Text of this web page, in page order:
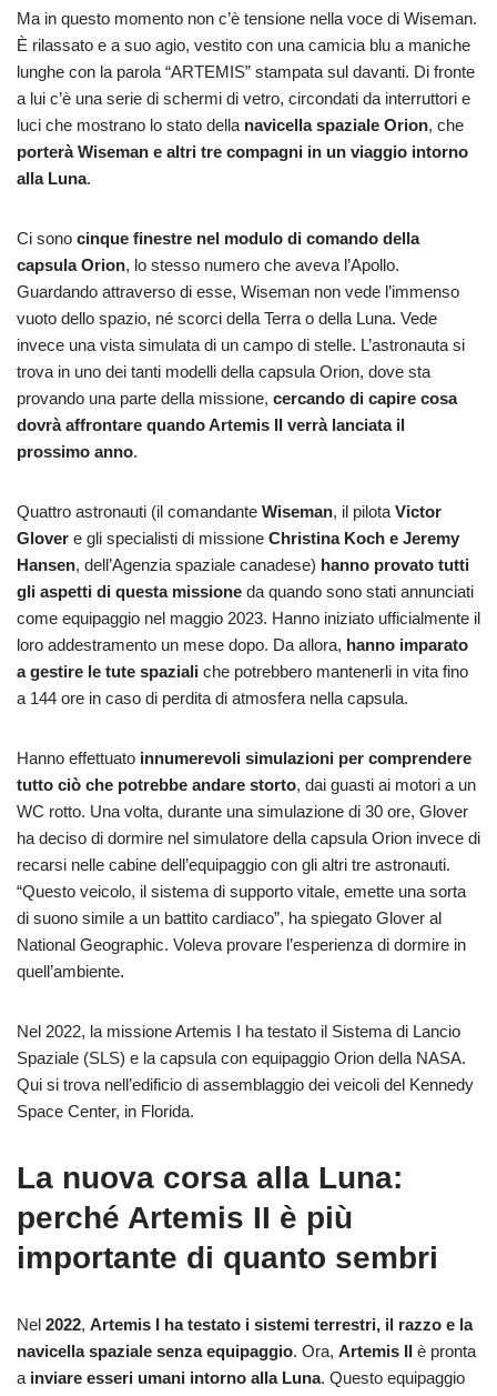
Ma in questo momento non c’è tensione nella voce di Wiseman.
È rilassato e a suo agio, vestito con una camicia blu a maniche
lunghe con la parola “ARTEMIS” stampata sul davanti. Di fronte
a lui c’è una serie di schermi di vetro, circondati da interruttori e
luci che mostrano lo stato della navicella spaziale Orion, che
porterà Wiseman e altri tre compagni in un viaggio intorno
alla Luna.
Ci sono cinque finestre nel modulo di comando della
capsula Orion, lo stesso numero che aveva l’Apollo.
Guardando attraverso di esse, Wiseman non vede l’immenso
vuoto dello spazio, né scorci della Terra o della Luna. Vede
invece una vista simulata di un campo di stelle. L’astronauta si
trova in uno dei tanti modelli della capsula Orion, dove sta
provando una parte della missione, cercando di capire cosa
dovrà affrontare quando Artemis II verrà lanciata il
prossimo anno.
Quattro astronauti (il comandante Wiseman, il pilota Victor
Glover e gli specialisti di missione Christina Koch e Jeremy
Hansen, dell’Agenzia spaziale canadese) hanno provato tutti
gli aspetti di questa missione da quando sono stati annunciati
come equipaggio nel maggio 2023. Hanno iniziato ufficialmente il
loro addestramento un mese dopo. Da allora, hanno imparato
a gestire le tute spaziali che potrebbero mantenerli in vita fino
a 144 ore in caso di perdita di atmosfera nella capsula.
Hanno effettuato innumerevoli simulazioni per comprendere
tutto ciò che potrebbe andare storto, dai guasti ai motori a un
WC rotto. Una volta, durante una simulazione di 30 ore, Glover
ha deciso di dormire nel simulatore della capsula Orion invece di
recarsi nelle cabine dell’equipaggio con gli altri tre astronauti.
“Questo veicolo, il sistema di supporto vitale, emette una sorta
di suono simile a un battito cardiaco”, ha spiegato Glover al
National Geographic. Voleva provare l’esperienza di dormire in
quell’ambiente.
Nel 2022, la missione Artemis I ha testato il Sistema di Lancio
Spaziale (SLS) e la capsula con equipaggio Orion della NASA.
Qui si trova nell’edificio di assemblaggio dei veicoli del Kennedy
Space Center, in Florida.
La nuova corsa alla Luna:
perché Artemis II è più
importante di quanto sembri
Nel 2022, Artemis I ha testato i sistemi terrestri, il razzo e la
navicella spaziale senza equipaggio. Ora, Artemis II è pronta
a inviare esseri umani intorno alla Luna. Questo equipaggio